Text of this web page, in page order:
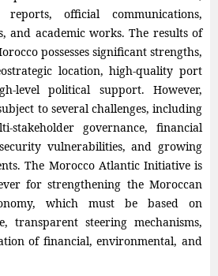
official communications,
and academic works. The results of
possesses significant strengths,
location, high-quality port
level political support. However,
to several challenges, including
stakeholder governance, financial
vulnerabilities, and growing
The Morocco Atlantic Initiative is
for strengthening the Moroccan
which must be based on
transparent steering mechanisms,
of financial, environmental, and